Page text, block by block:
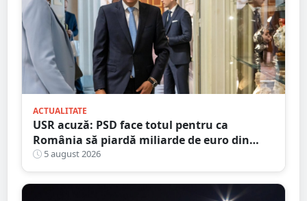
ACTUALITATE
USR acuză: PSD face totul pentru ca
România să piardă miliarde de euro din
PNRR
5 august 2026